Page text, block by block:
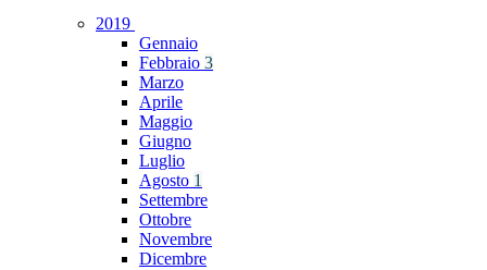
2019
Gennaio
Febbraio 3
Marzo
Aprile
Maggio
Giugno
Luglio
Agosto 1
Settembre
Ottobre
Novembre
Dicembre